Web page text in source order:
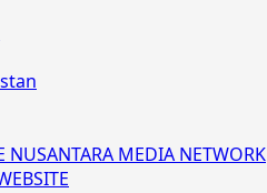
NUSANTARA MEDIA NETWORK